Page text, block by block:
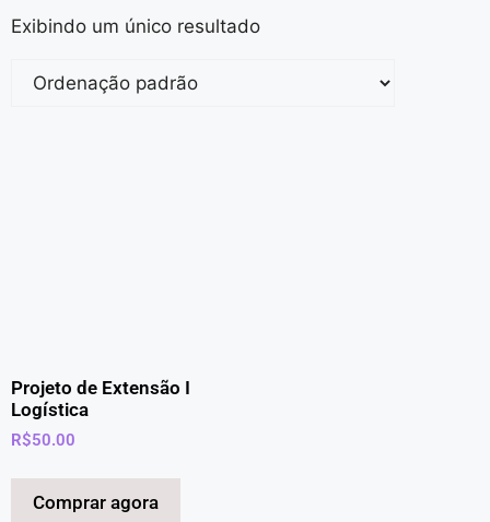
Exibindo um único resultado
Projeto de Extensão I
Logística
R$50.00
Comprar agora